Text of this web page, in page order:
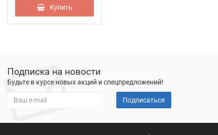
Купить
Подписка на новости
Будьте в курсе новых акций и спецпредложений!
Подписаться